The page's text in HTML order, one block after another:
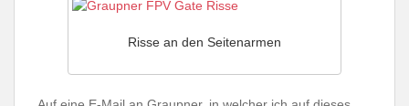
Risse an den Seitenarmen